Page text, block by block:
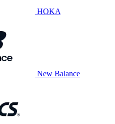
HOKA
New Balance